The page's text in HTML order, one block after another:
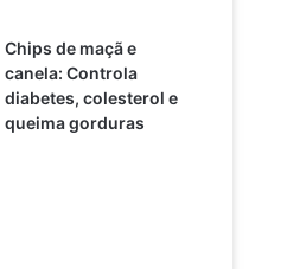
Chips de maçã e
canela: Controla
diabetes, colesterol e
queima gorduras